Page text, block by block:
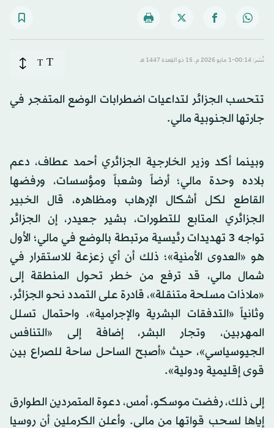
نُشر: 00:14-1 مايو 2026 م ـ 15 ذو القِعدة 1447 هـ T
T
تتحسب الجزائر لتداعيات اضطرابات الوضع المتفجر في
جارتها الجنوبية مالي.
وبينما أكد وزير الخارجية الجزائري أحمد عطاف، دعم
بلاده وحدة مالي؛ أرضاً وشعباً ومؤسسات، ورفضها
القاطع لكل أشكال الإرهاب ومظاهره، قال الخبير
الجزائري المتابع للتطورات، بشير جعيدر، إن الجزائر
تواجه 3 تهديدات رئيسية مرتبطة بالوضع في مالي؛ الأول
هو «العدوى الأمنية»؛ ذلك أن أي زعزعة للاستقرار في
شمال مالي، قد ترفع من خطر تحول المنطقة إلى
«ملاذات مسلحة متنقلة»، قادرة على التمدد نحو الجزائر،
وثانياً «التدفقات البشرية والإجرامية»، واحتمال تسلل
المهربين، وتجار البشر، إضافة إلى «التنافس
الجيوسياسي»، حيث «أصبح الساحل ساحة للصراع بين
قوى إقليمية ودولية».
إلى ذلك، رفضت موسكو، أمس، دعوة المتمردين الطوارق
إياها لسحب قواتها من مالي. وأعلن الكرملين أن روسيا